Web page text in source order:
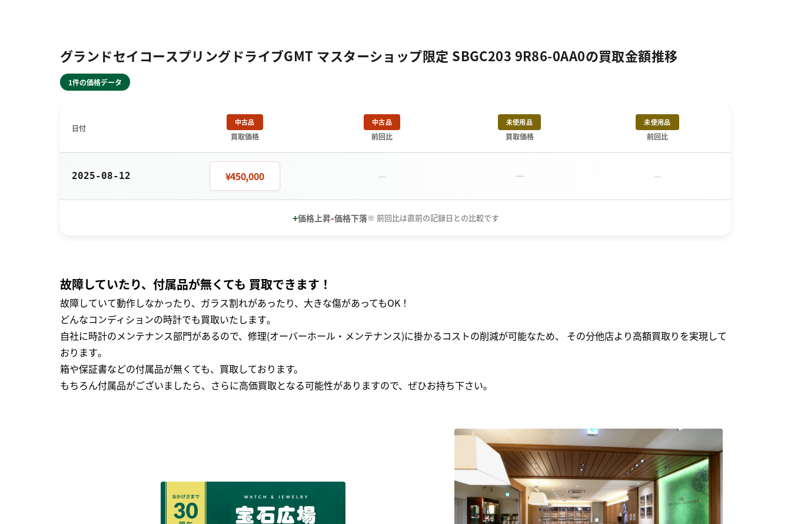
グランドセイコースプリングドライブGMT マスターショップ限定 SBGC203 9R86-0AA0の買取金額推移
1件の価格データ
日付
中古品
買取価格
中古品
前回比
未使用品
買取価格
未使用品
前回比
2025-08-12 ¥450,000 － － －
+価格上昇-価格下落※ 前回比は直前の記録日との比較です
故障していたり、付属品が無くても 買取できます！
故障していて動作しなかったり、ガラス割れがあったり、大きな傷があってもOK！
どんなコンディションの時計でも買取いたします｡
自社に時計のメンテナンス部門があるので、修理(オーバーホール・メンテナンス)に掛かるコストの削減が可能なため、 その分他店より高額買取りを実現して
おります｡
箱や保証書などの付属品が無くても、買取しております。
もちろん付属品がございましたら、さらに高価買取となる可能性がありますので、ぜひお持ち下さい｡